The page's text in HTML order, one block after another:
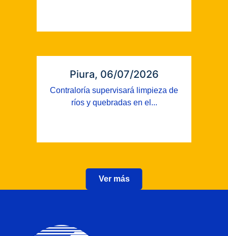
Piura, 06/07/2026
Contraloría supervisará limpieza de
ríos y quebradas en el...
Ver más